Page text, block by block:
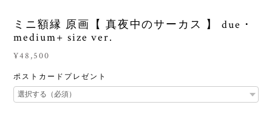
ミニ額縁 原画【 真夜中のサーカス 】 due・
medium+ size ver.
¥48,500
ポストカードプレゼント